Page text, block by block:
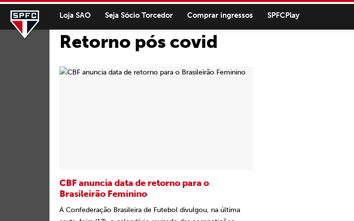
Loja SAO Seja Sócio Torcedor Comprar ingressos SPFCPlay
Retorno pós covid
CBF anuncia data de retorno para o
Brasileirão Feminino
A Confederação Brasileira de Futebol divulgou, na última